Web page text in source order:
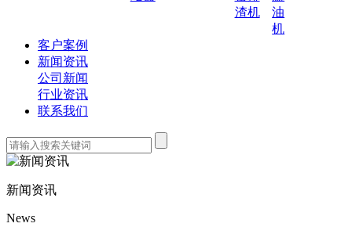
渣机
油
机
客户案例
新闻资讯
公司新闻
行业资讯
联系我们
新闻资讯
News